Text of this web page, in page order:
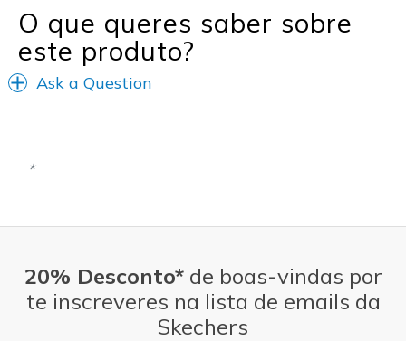
O que queres saber sobre
este produto?
Ask a Question
20% Desconto*de boas-vindas por
te inscreveres na lista de emails da
Skechers